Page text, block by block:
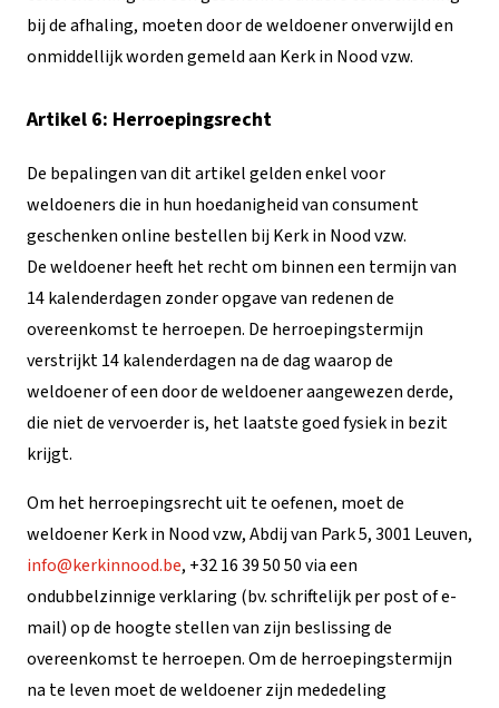
bij de afhaling, moeten door de weldoener onverwijld en
onmiddellijk worden gemeld aan Kerk in Nood vzw.
Artikel 6: Herroepingsrecht
De bepalingen van dit artikel gelden enkel voor
weldoeners die in hun hoedanigheid van consument
geschenken online bestellen bij Kerk in Nood vzw.
De weldoener heeft het recht om binnen een termijn van
14 kalenderdagen zonder opgave van redenen de
overeenkomst te herroepen. De herroepingstermijn
verstrijkt 14 kalenderdagen na de dag waarop de
weldoener of een door de weldoener aangewezen derde,
die niet de vervoerder is, het laatste goed fysiek in bezit
krijgt.
Om het herroepingsrecht uit te oefenen, moet de
weldoener Kerk in Nood vzw, Abdij van Park 5, 3001 Leuven,
info@kerkinnood.be, +32 16 39 50 50 via een
ondubbelzinnige verklaring (bv. schriftelijk per post of e-
mail) op de hoogte stellen van zijn beslissing de
overeenkomst te herroepen. Om de herroepingstermijn
na te leven moet de weldoener zijn mededeling